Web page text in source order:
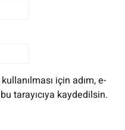
için adım, e-
tarayıcıya kaydedilsin.